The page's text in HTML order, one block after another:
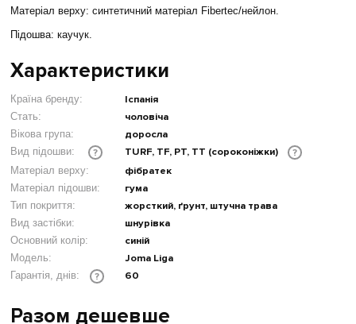
Матеріал верху: синтетичний матеріал Fibertec/нейлон.
Підошва: каучук.
Характеристики
Країна бренду: Іспанія
Стать: чоловіча
Вікова група: доросла
Вид підошви: ? TURF, TF, PT, TT (сороконіжки) ?
Матеріал верху: фібратек
Матеріал підошви: гума
Тип покриття: жорсткий, ґрунт, штучна трава
Вид застібки: шнурівка
Основний колір: синій
Модель: Joma Liga
Гарантія, днів: ? 60
Разом дешевше